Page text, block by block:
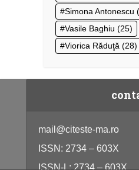
Simona Antonescu
Vasile Baghiu (25)
Viorica Răduţă (28)
mail@citeste-ma.ro
ISSN: 2734 – 603X
ISSN-L: 2734 – 603X